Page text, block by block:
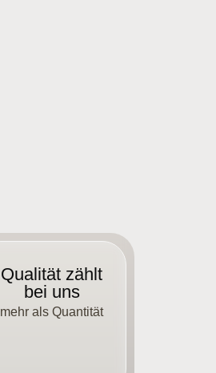
Qualität zählt
bei uns
mehr als Quantität